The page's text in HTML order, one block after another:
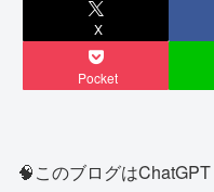
X
Pocket
🧠このブログは